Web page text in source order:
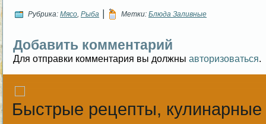
Рубрика: Мясо, Рыба | Метки: Блюда Заливные
Добавить комментарий
Для отправки комментария вы должны авторизоваться.
Быстрые рецепты,